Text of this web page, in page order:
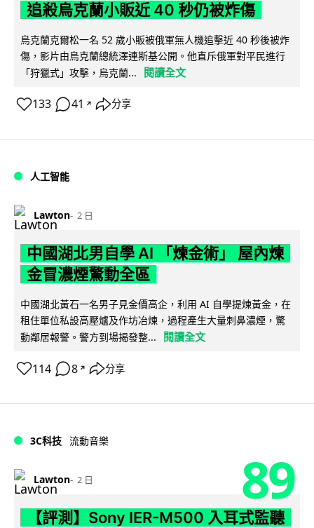
追殺烏克蘭小販近 40 秒仍被炸傷
烏克蘭克爾松一名 52 歲小販被俄軍無人機追擊近 40 秒後被炸
傷，影片由烏克蘭總統澤連斯基公開。他直斥俄軍對平民進行
「狩獵式」攻擊，烏克蘭...
閱讀全文
133 41 ↗ 分享
人工智能
Lawton 2 日
中國湖北男自學 AI 「煉金術」 屋內煉
金冒濃煙驚動全區
中國湖北黃石一名男子見金價高企，利用 AI 自學提煉黃金，在
租住單位私設高壓爐及作坊冶煉，過程產生大量刺鼻濃煙，驚
動鄰居報警。警方到場揭發整...
閱讀全文
114 8 ↗ 分享
3C科技 流動音樂
Lawton 2 日 89
【評測】Sony IER-M500 入耳式監聽